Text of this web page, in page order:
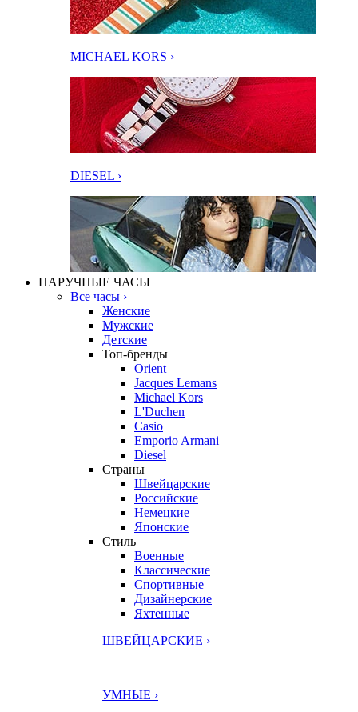
MICHAEL KORS ›
DIESEL ›
НАРУЧНЫЕ ЧАСЫ
Все часы ›
Женские
Мужские
Детские
Топ-бренды
Orient
Jacques Lemans
Michael Kors
L'Duchen
Casio
Emporio Armani
Diesel
Страны
Швейцарские
Российские
Немецкие
Японские
Стиль
Военные
Классические
Спортивные
Дизайнерские
Яхтенные
ШВЕЙЦАРСКИЕ ›
УМНЫЕ ›